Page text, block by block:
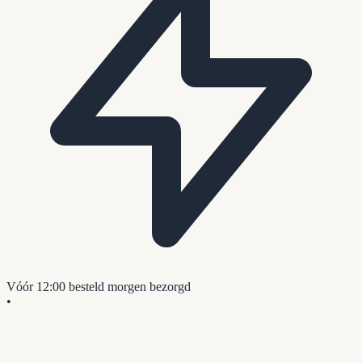
Vóór 12:00 besteld morgen bezorgd
•